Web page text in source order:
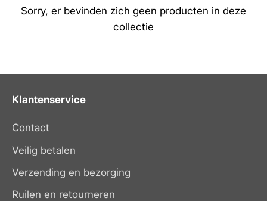
Sorry, er bevinden zich geen producten in deze
collectie
Klantenservice
Contact
Veilig betalen
Verzending en bezorging
Ruilen en retourneren